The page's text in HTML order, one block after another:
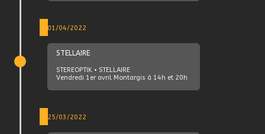
01/04/2022
STELLAIRE
STEREOPTIK • STELLAIRE
Vendredi 1er avril Montargis à 14h et 20h
25/03/2022